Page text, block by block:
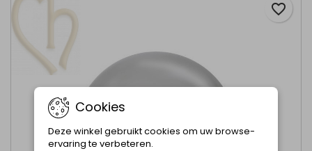
favorite_border
Cookies
Deze winkel gebruikt cookies om uw browse-
ervaring te verbeteren.